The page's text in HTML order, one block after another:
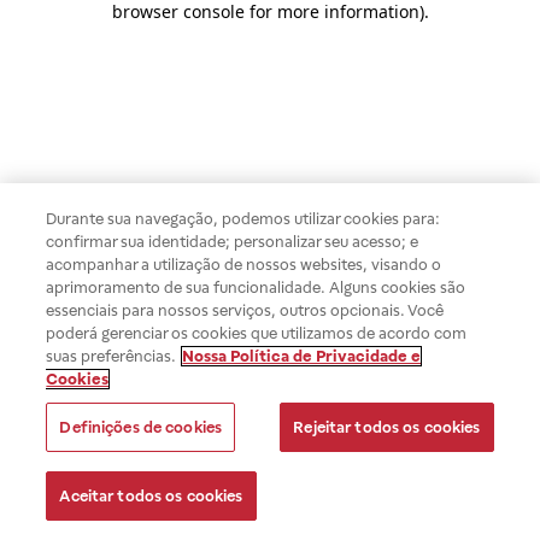
browser console for more information).
Durante sua navegação, podemos utilizar cookies para:
confirmar sua identidade; personalizar seu acesso; e
acompanhar a utilização de nossos websites, visando o
aprimoramento de sua funcionalidade. Alguns cookies são
essenciais para nossos serviços, outros opcionais. Você
poderá gerenciar os cookies que utilizamos de acordo com
suas preferências. Nossa Política de Privacidade e
Cookies
Definições de cookies Rejeitar todos os cookies
Aceitar todos os cookies